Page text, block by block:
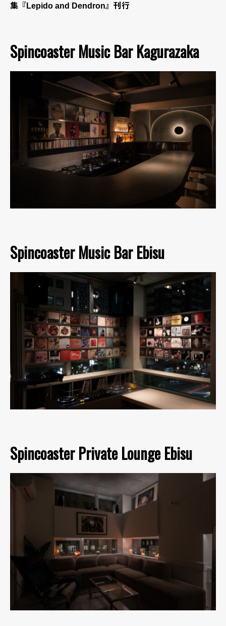
集『Lepido and Dendron』刊行
Spincoaster Music Bar Kagurazaka
Spincoaster Music Bar Ebisu
Spincoaster Private Lounge Ebisu